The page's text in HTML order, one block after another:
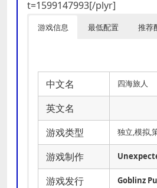
t=1599147993[/plyr]
游戏信息 最低配置 推荐
中文名 四海旅人
英文名
游戏类型
独立,模拟,
游戏制作
游戏发行 Goblinz